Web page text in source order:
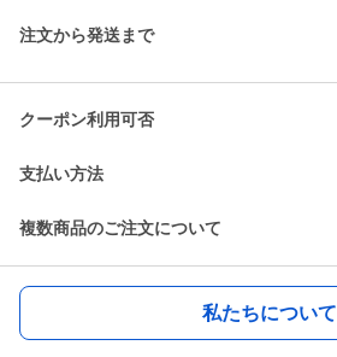
注文から発送まで
クーポン利用可否
支払い方法
複数商品のご注文について
私たちについて